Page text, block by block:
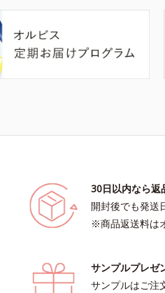
30日以内なら返
開封後でも発送
※商品返送料は
サンプルプレゼ
サンプルはご注